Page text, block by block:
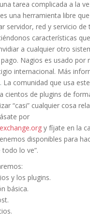
tarea complicada a la
una herramienta libre
servidor, red y servicio de
características
a cualquier otro
Nagios es usado por
internacional. Más
. La comunidad que usa este
cientos de plugins de
“casi” cualquier cosa
por
y fíjate en la
disponibles para
lo ve”.
y los plugins.
básica.